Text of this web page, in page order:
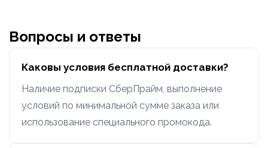
Вопросы и ответы
Каковы условия бесплатной доставки?
Наличие подписки СберПрайм, выполнение
условий по минимальной сумме заказа или
использование специального промокода.